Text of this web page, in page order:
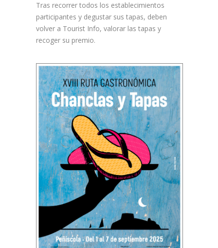
Tras recorrer todos los establecimientos
participantes y degustar sus tapas, deben
volver a Tourist Info, valorar las tapas y
recoger su premio.